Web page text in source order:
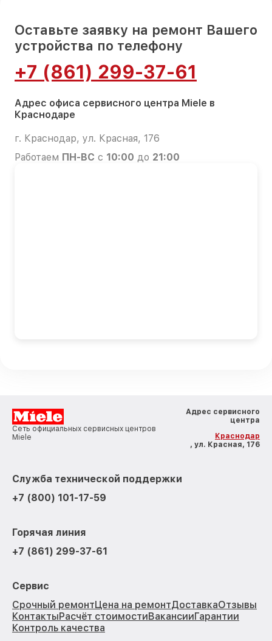
Оставьте заявку на ремонт Вашего
устройства по телефону
+7 (861) 299-37-61
Адрес офиса сервисного центра Miele в
Краснодаре
г. Краснодар, ул. Красная, 176
Работаем ПН-ВС с 10:00 до 21:00
Сеть официальных сервисных центров
Miele
Адрес сервисного
центра
Краснодар
, ул. Красная, 176
Служба технической поддержки
+7 (800) 101-17-59
Горячая линия
+7 (861) 299-37-61
Сервис
Срочный ремонтЦена на ремонтДоставкаОтзывы
КонтактыРасчёт стоимостиВакансииГарантии
Контроль качества